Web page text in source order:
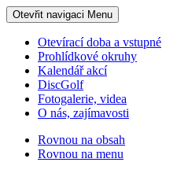
Otevřit navigaci Menu
Otevírací doba a vstupné
Prohlídkové okruhy
Kalendář akcí
DiscGolf
Fotogalerie, videa
O nás, zajímavosti
Rovnou na obsah
Rovnou na menu